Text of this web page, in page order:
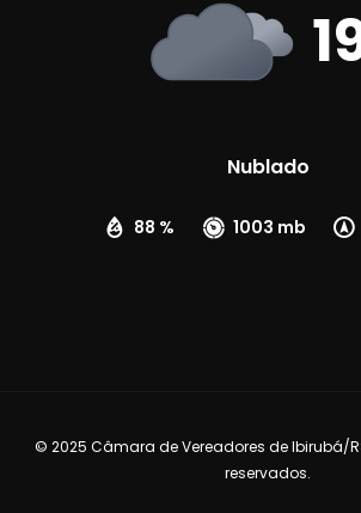
Nublado
88 % 1003 mb
© 2025 Câmara de Vereadores de Ibirubá/
reservados.